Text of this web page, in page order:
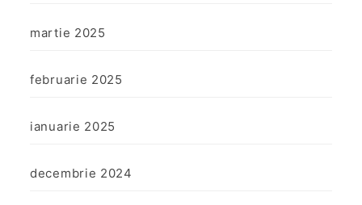
martie 2025
februarie 2025
ianuarie 2025
decembrie 2024